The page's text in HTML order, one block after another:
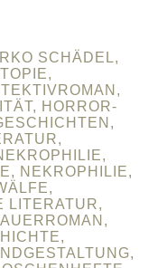
SCHÄDEL,
HORROR-
NEKROPHILIE,
LITERATUR,